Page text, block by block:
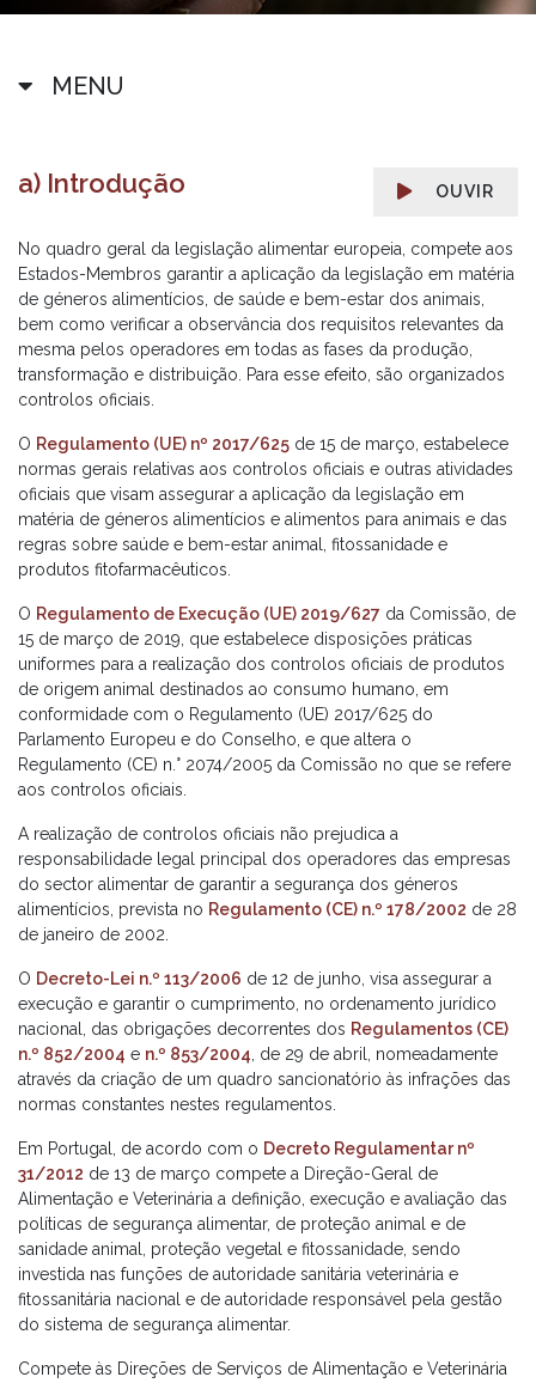
MENU
OUVIR
a) Introdução
No quadro geral da legislação alimentar europeia, compete aos
Estados-Membros garantir a aplicação da legislação em matéria
de géneros alimentícios, de saúde e bem-estar dos animais,
bem como verificar a observância dos requisitos relevantes da
mesma pelos operadores em todas as fases da produção,
transformação e distribuição. Para esse efeito, são organizados
controlos oficiais.
O Regulamento (UE) nº 2017/625 de 15 de março, estabelece
normas gerais relativas aos controlos oficiais e outras atividades
oficiais que visam assegurar a aplicação da legislação em
matéria de géneros alimentícios e alimentos para animais e das
regras sobre saúde e bem-estar animal, fitossanidade e
produtos fitofarmacêuticos.
O Regulamento de Execução (UE) 2019/627 da Comissão, de
15 de março de 2019, que estabelece disposições práticas
uniformes para a realização dos controlos oficiais de produtos
de origem animal destinados ao consumo humano, em
conformidade com o Regulamento (UE) 2017/625 do
Parlamento Europeu e do Conselho, e que altera o
Regulamento (CE) n.° 2074/2005 da Comissão no que se refere
aos controlos oficiais.
A realização de controlos oficiais não prejudica a
responsabilidade legal principal dos operadores das empresas
do sector alimentar de garantir a segurança dos géneros
alimentícios, prevista no Regulamento (CE) n.º 178/2002 de 28
de janeiro de 2002.
O Decreto-Lei n.º 113/2006 de 12 de junho, visa assegurar a
execução e garantir o cumprimento, no ordenamento jurídico
nacional, das obrigações decorrentes dos Regulamentos (CE)
n.º 852/2004 e n.º 853/2004 , de 29 de abril, nomeadamente
através da criação de um quadro sancionatório às infrações das
normas constantes nestes regulamentos.
Em Portugal, de acordo com o Decreto Regulamentar nº
31/2012 de 13 de março compete a Direção-Geral de
Alimentação e Veterinária a definição, execução e avaliação das
políticas de segurança alimentar, de proteção animal e de
sanidade animal, proteção vegetal e fitossanidade, sendo
investida nas funções de autoridade sanitária veterinária e
fitossanitária nacional e de autoridade responsável pela gestão
do sistema de segurança alimentar.
Compete às Direções de Serviços de Alimentação e Veterinária